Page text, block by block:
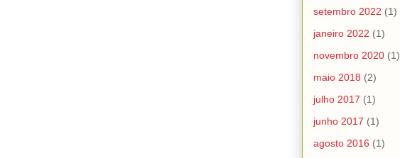
setembro 2022 (1)
janeiro 2022 (1)
novembro 2020 (1)
maio 2018 (2)
julho 2017 (1)
junho 2017 (1)
agosto 2016 (1)